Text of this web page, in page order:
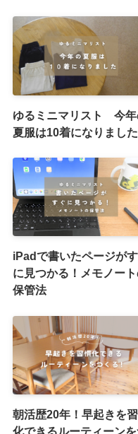
ゆるミニマリスト 今
夏服は10着になりました
iPadで書いたページが
に見つかる！メモノー
保管法
朝活歴20年！早起きを
化できるルーティーン